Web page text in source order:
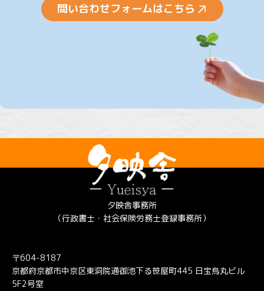
問い合わせフォームはこちら
夕映舎事務所
（行政書士・社会保険労務士登録事務所）
〒604-8187
京都府京都市中京区東洞院通御池下る笹屋町445 日宝烏丸ビル
5F2号室